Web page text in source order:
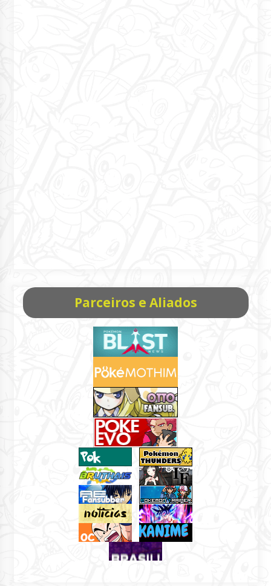
Parceiros e Aliados